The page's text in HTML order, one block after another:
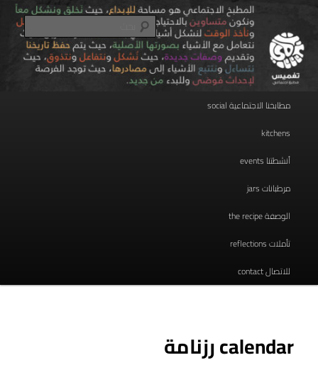
المحتوى
الأساسيtaghmees تغميس
مطبخ اجتماعي
بحث
مطابخنا الاجتماعية social
kitchens
أنشطتنا events
مرطبانات jars
الوصفة the recipe
تأملات reflections
للاتصال contact
calendar رزنامة